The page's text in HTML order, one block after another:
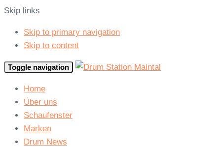
Skip links
Skip to primary navigation
Skip to content
Toggle navigation
Home
Über uns
Schaufenster
Marken
Drum News